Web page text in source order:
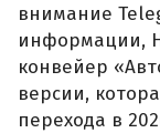
внимание
информации,
конвейер
версии,
перехода в